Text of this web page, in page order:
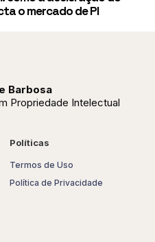
o mercado de PI
Barbosa
Propriedade Intelectual
Políticas
Termos de Uso
Política de Privacidade